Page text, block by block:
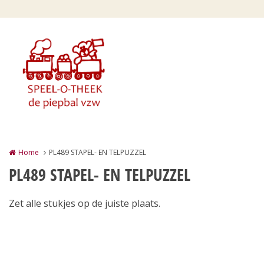
Home PL489 STAPEL- EN TELPUZZEL
PL489 STAPEL- EN TELPUZZEL
Zet alle stukjes op de juiste plaats.